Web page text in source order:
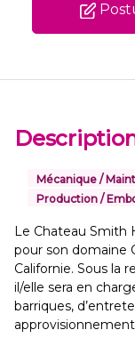
Mécanique /
Production /
Le Chateau Smith
pour son domaine
Californie. Sous la
il/elle sera en
barriques,